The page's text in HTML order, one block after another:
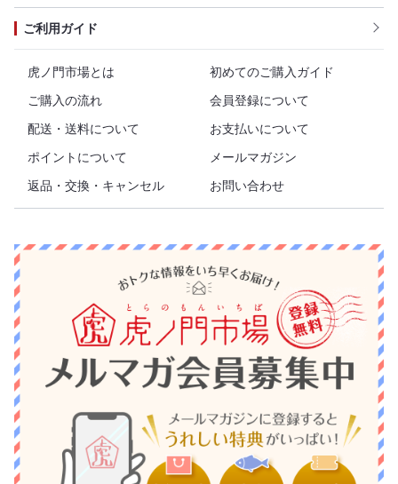
ご利用ガイド
虎ノ門市場とは
初めてのご購入ガイド
ご購入の流れ
会員登録について
配送・送料について
お支払いについて
ポイントについて
メールマガジン
返品・交換・キャンセル
お問い合わせ